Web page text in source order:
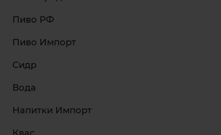
Пиво РФ
Пиво Импорт
Сидр
Вода
Напитки Импорт